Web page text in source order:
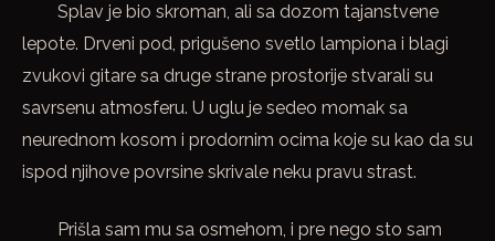
Splav je bio skroman, ali sa dozom tajanstvene
lepote. Drveni pod, prigušeno svetlo lampiona i blagi
zvukovi gitare sa druge strane prostorije stvarali su
savrsenu atmosferu. U uglu je sedeo momak sa
neurednom kosom i prodornim ocima koje su kao da su
ispod njihove povrsine skrivale neku pravu strast.
Prišla sam mu sa osmehom, i pre nego sto sam